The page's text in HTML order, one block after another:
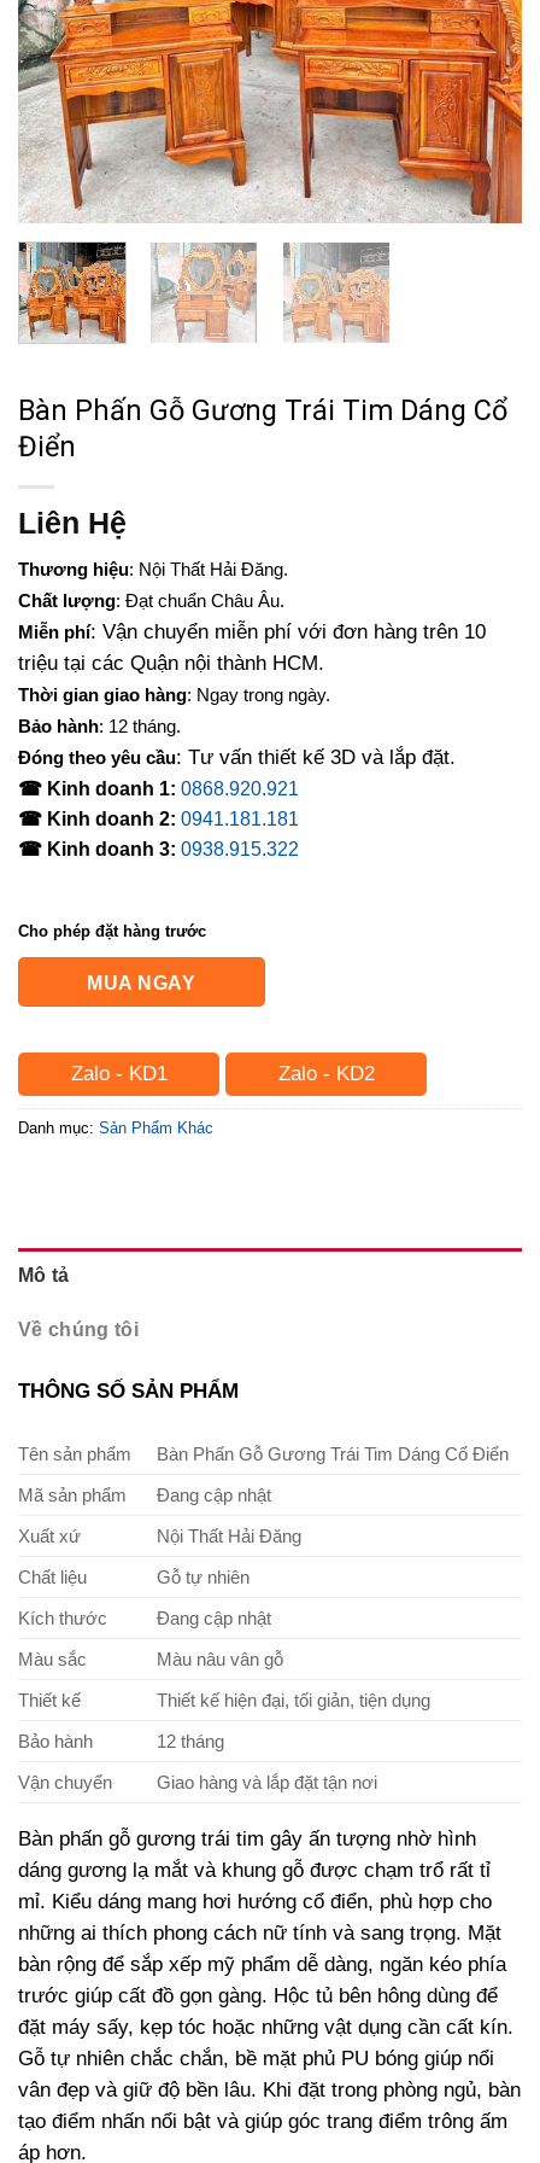
Bàn Phấn Gỗ Gương Trái Tim Dáng Cổ
Điển
Liên Hệ
Thương hiệu: Nội Thất Hải Đăng.
Chất lượng: Đạt chuẩn Châu Âu.
Miễn phí: Vận chuyển miễn phí với đơn hàng trên 10
triệu tại các Quận nội thành HCM.
Thời gian giao hàng: Ngay trong ngày.
Bảo hành: 12 tháng.
Đóng theo yêu cầu: Tư vấn thiết kế 3D và lắp đặt.
☎ Kinh doanh 1: 0868.920.921
☎ Kinh doanh 2: 0941.181.181
☎ Kinh doanh 3: 0938.915.322
Cho phép đặt hàng trước
MUA NGAY
Zalo - KD1 Zalo - KD2
Danh mục: Sản Phẩm Khác
Mô tả
Về chúng tôi
THÔNG SỐ SẢN PHẨM
Tên sản phẩm
Bàn Phấn Gỗ Gương Trái Tim Dáng Cổ Điển
Mã sản phẩm
Đang cập nhật
Xuất xứ
Nội Thất Hải Đăng
Chất liệu
Gỗ tự nhiên
Kích thước
Đang cập nhật
Màu sắc
Màu nâu vân gỗ
Thiết kế
Thiết kế hiện đại, tối giản, tiện dụng
Bảo hành
12 tháng
Vận chuyển
Giao hàng và lắp đặt tận nơi
Bàn phấn gỗ gương trái tim gây ấn tượng nhờ hình
dáng gương lạ mắt và khung gỗ được chạm trổ rất tỉ
mỉ. Kiểu dáng mang hơi hướng cổ điển, phù hợp cho
những ai thích phong cách nữ tính và sang trọng. Mặt
bàn rộng để sắp xếp mỹ phẩm dễ dàng, ngăn kéo phía
trước giúp cất đồ gọn gàng. Hộc tủ bên hông dùng để
đặt máy sấy, kẹp tóc hoặc những vật dụng cần cất kín.
Gỗ tự nhiên chắc chắn, bề mặt phủ PU bóng giúp nổi
vân đẹp và giữ độ bền lâu. Khi đặt trong phòng ngủ, bàn
tạo điểm nhấn nổi bật và giúp góc trang điểm trông ấm
áp hơn.